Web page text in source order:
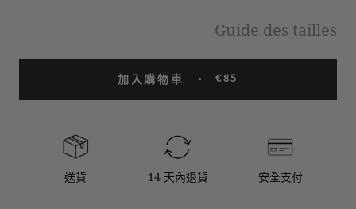
Guide des tailles
加入購物車 €85
送貨 14 天內退貨 安全支付